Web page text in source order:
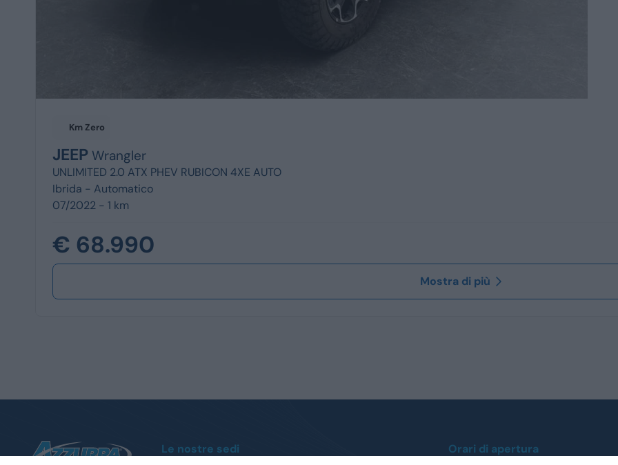
Km Zero
JEEP Wrangler
UNLIMITED 2.0 ATX PHEV RUBICON 4XE AUTO
Ibrida - Automatico
07/2022 - 1 km
€ 68.990
Mostra di più
Le nostre sedi Orari di apertura